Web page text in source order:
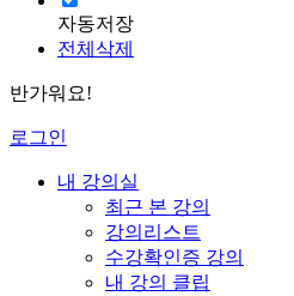
자동저장
전체삭제
반가워요!
로그인
내 강의실
최근 본 강의
강의리스트
수강확인증 강의
내 강의 클립